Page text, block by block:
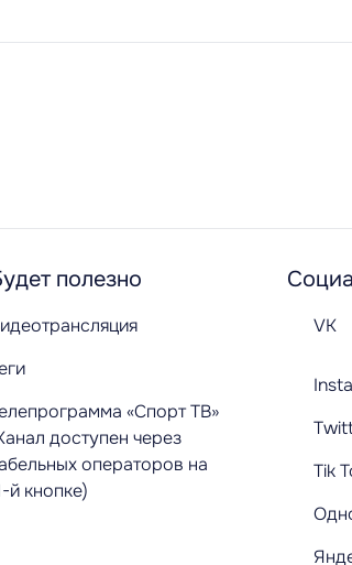
полезно
«Спорт ТВ»
доступен через
операторов на
й кнопке)
VK
Tik